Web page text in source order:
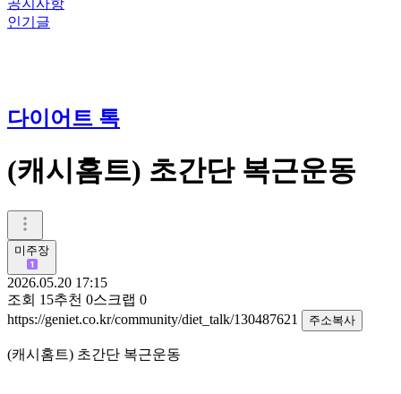
공지사항
인기글
다이어트 톡
(캐시홈트) 초간단 복근운동
미주장
2026.05.20 17:15
조회 15추천 0스크랩 0
https://geniet.co.kr/community/diet_talk/130487621
주소복사
(캐시홈트) 초간단 복근운동